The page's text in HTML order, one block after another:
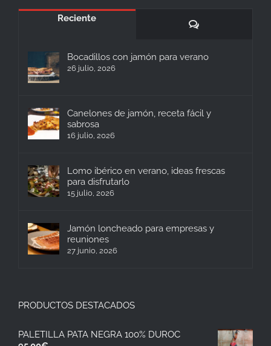
Reciente
Comentarios
Bocadillos con jamón para verano
26 julio, 2026
Canelones de jamón, receta fácil y
sabrosa
16 julio, 2026
Lomo ibérico en verano, ideas frescas
para disfrutarlo
15 julio, 2026
Jamón loncheado para empresas y
reuniones
27 junio, 2026
PRODUCTOS DESTACADOS
PALETILLA PATA NEGRA 100% DUROC